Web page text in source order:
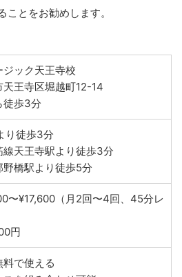
とをお勧めします。
ジック天王寺校
天王寺区堀越町12-14
徒歩3分
り徒歩3分
線天王寺駅より徒歩3分
橋駅より徒歩5分
〜¥17,600（月2回〜4回、45分レ
円
料で使える